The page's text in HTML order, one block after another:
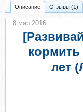
Описание Отзывы (1)
кормить
лет
8 мар 2016